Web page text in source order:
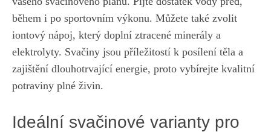
během i po sportovním výkonu. Můžete také zvolit
iontový nápoj, který doplní ztracené minerály a
elektrolyty. Svačiny jsou příležitostí k posílení těla a
zajištění dlouhotrvající energie, proto vybírejte kvalitní
potraviny plné živin.
Ideální svačinové varianty pro